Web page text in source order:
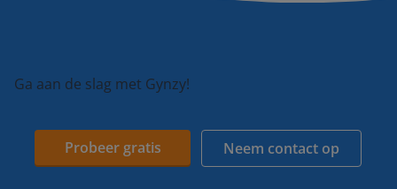
Ga aan de slag met Gynzy!
Probeer gratis Neem contact op